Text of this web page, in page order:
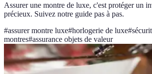
Assurer une montre de luxe, c'est protéger un
précieux. Suivez notre guide pas à pas.
#assurer montre luxe#horlogerie de luxe#
montres#assurance objets de valeur